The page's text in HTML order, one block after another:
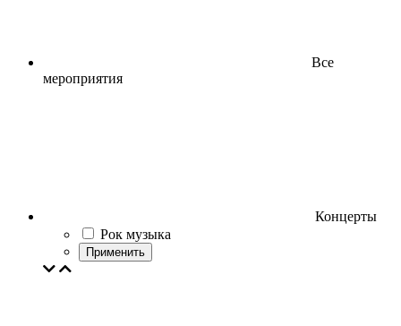
Все
мероприятия
Концерты
Рок музыка
Применить